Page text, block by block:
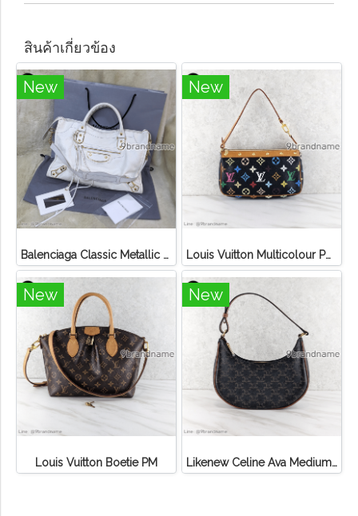
สินค้าเกี่ยวข้อง
New
Balenciaga Classic Metallic Edge City Bag
New
Louis Vuitton Multicolour Pochette Canvas
New
Louis Vuitton Boetie PM
New
Likenew Celine Ava Medium Triomphe Canvas